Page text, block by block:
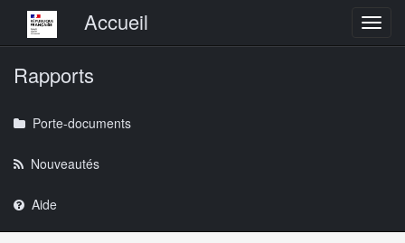
Menu principalAccueil
Rapports
Porte-documents
Nouveautés
Aide